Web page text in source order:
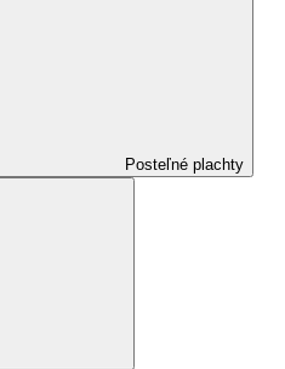
Posteľné plachty